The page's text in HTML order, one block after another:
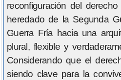
reconfiguración del derecho
heredado de la Segunda
Guerra Fría hacia una
plural, flexible y
Considerando que el
siendo clave para la